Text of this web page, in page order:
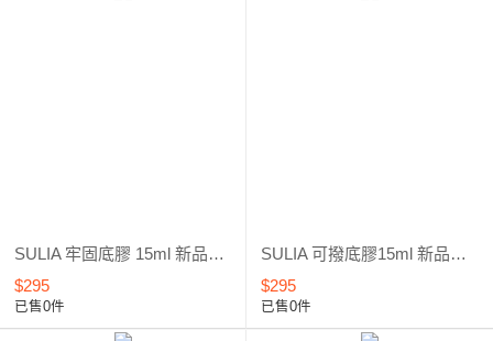
SULIA 牢固底膠 15ml 新品上市*優惠6折
$295
已售0件
SULIA 可撥底膠15ml 新品上市*優惠6折
$295
已售0件